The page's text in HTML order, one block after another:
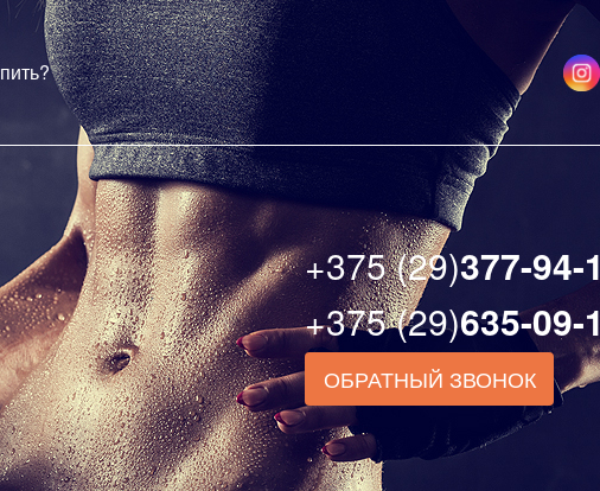
+375 (29)377-94-
+375 (29)635-09-
ОБРАТНЫЙ ЗВОНОК